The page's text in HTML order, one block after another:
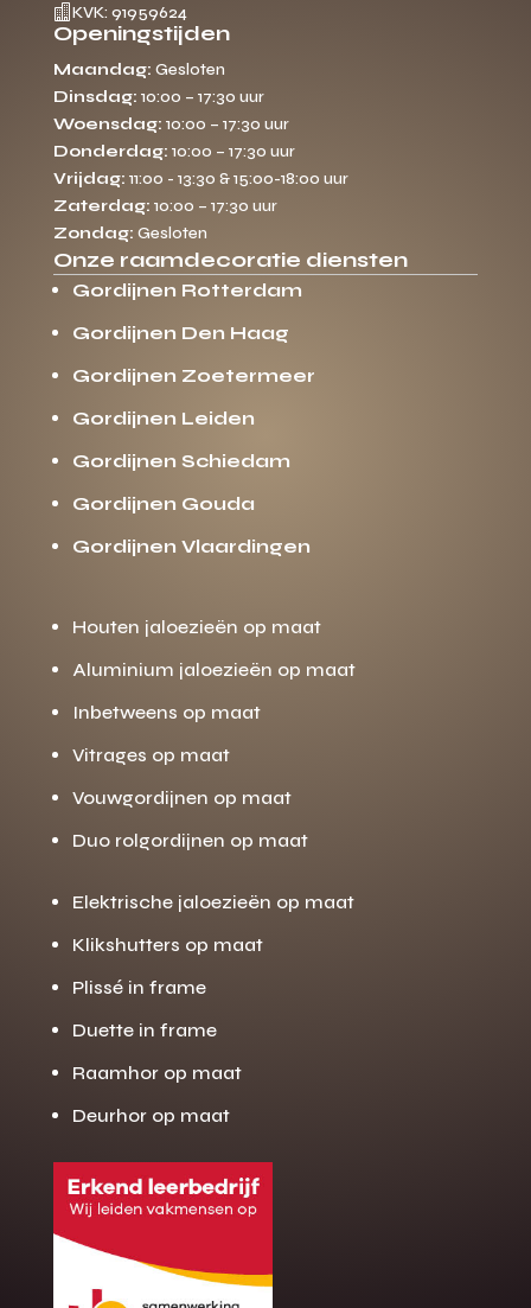
Gratis offerte
op maat?
 KVK: 91959624
Openingstijden
Maandag: Gesloten
Dinsdag: 10:00 – 17:30 uur
Woensdag: 10:00 – 17:30 uur
Donderdag: 10:00 – 17:30 uur
Vrijdag: 11:00 - 13:30 & 15:00-18:00 uur
Zaterdag: 10:00 – 17:30 uur
Zondag: Gesloten
Onze raamdecoratie diensten
Gordijnen Rotterdam
Gordijnen Den Haag
Gordijnen Zoetermeer
Gordijnen Leiden
Gordijnen Schiedam
Gordijnen Gouda
Gordijnen Vlaardingen
Houten jaloezieën op maat
Aluminium jaloezieën op maat
Inbetweens op maat
Vitrages op maat
Vouwgordijnen op maat
Duo rolgordijnen op maat
Elektrische jaloezieën op maat
Klikshutters op maat
Plissé in frame
Duette in frame
Raamhor op maat
Deurhor op maat